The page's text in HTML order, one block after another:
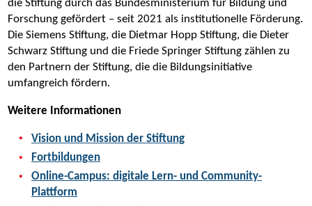
die Stiftung durch das Bundesministerium für Bildung und
Forschung gefördert – seit 2021 als institutionelle Förderung.
Die Siemens Stiftung, die Dietmar Hopp Stiftung, die Dieter
Schwarz Stiftung und die Friede Springer Stiftung zählen zu
den Partnern der Stiftung, die die Bildungsinitiative
umfangreich fördern.
Weitere Informationen
Vision und Mission der Stiftung
Fortbildungen
Online-Campus: digitale Lern- und Community-
Plattform